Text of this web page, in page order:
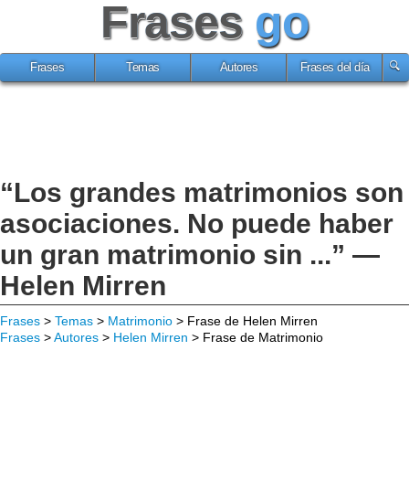
Frases go
Frases Temas Autores Frases del día
“Los grandes matrimonios son
asociaciones. No puede haber
un gran matrimonio sin ...” —
Helen Mirren
Frases > Temas > Matrimonio > Frase de Helen Mirren
Frases >Autores > Helen Mirren > Frase de Matrimonio